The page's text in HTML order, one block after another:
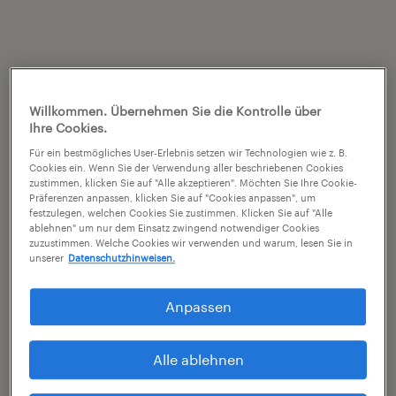
Willkommen. Übernehmen Sie die Kontrolle über
Ihre Cookies.
Für ein bestmögliches User-Erlebnis setzen wir Technologien wie z. B.
Cookies ein. Wenn Sie der Verwendung aller beschriebenen Cookies
zustimmen, klicken Sie auf "Alle akzeptieren". Möchten Sie Ihre Cookie-
Präferenzen anpassen, klicken Sie auf "Cookies anpassen", um
festzulegen, welchen Cookies Sie zustimmen. Klicken Sie auf "Alle
ablehnen" um nur dem Einsatz zwingend notwendiger Cookies
zuzustimmen. Welche Cookies wir verwenden und warum, lesen Sie in
unserer Datenschutzhinweisen.
Anpassen
Alle ablehnen